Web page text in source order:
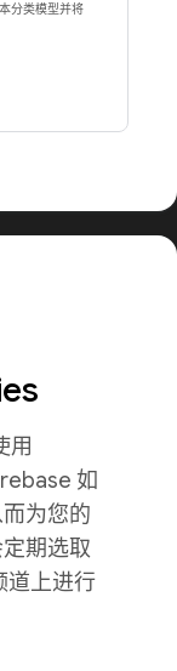
分类模型并将
用
如
为您的
期选取
道上进行